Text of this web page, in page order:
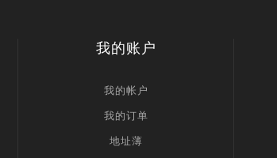
我的账户
我的帐户
我的订单
地址薄